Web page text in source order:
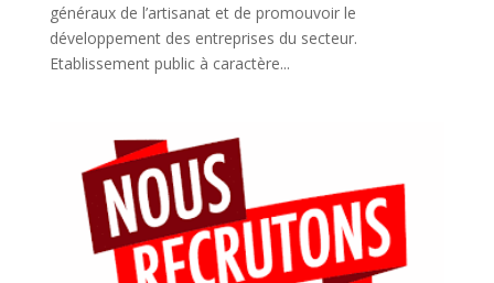
généraux de l’artisanat et de promouvoir le
développement des entreprises du secteur.
Etablissement public à caractère...